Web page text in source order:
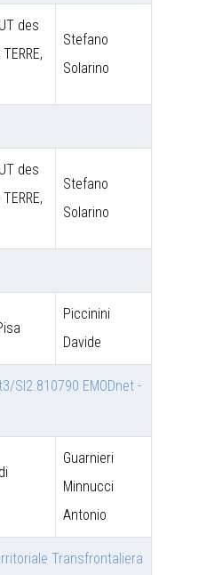
des
Stefano
Solarino
des
Stefano
Solarino
Piccinini
Davide
SI2.810790 EMODnet -
Guarnieri
Minnucci
Antonio
Transfrontaliera